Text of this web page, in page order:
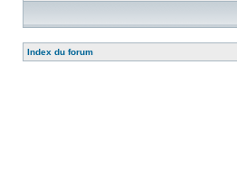
Index du forum